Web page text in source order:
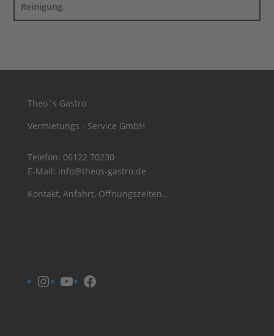
Reinigung.
Theo´s Gastro
Vermietungs - Service GmbH
Telefon: 06122 70230
E-Mail: info@theos-gastro.de
Kontakt, Anfahrt, Öffnungszeiten...
Instagram
YouTubeFacebook